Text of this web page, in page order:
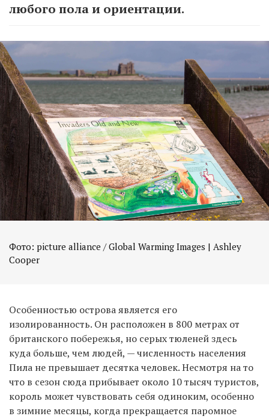
любого пола и ориентации.
Фото: picture alliance / Global Warming Images | Ashley
Cooper
Особенностью острова является его
изолированность. Он расположен в 800 метрах от
британского побережья, но серых тюленей здесь
куда больше, чем людей, — численность населения
Пила не превышает десятка человек. Несмотря на то
что в сезон сюда прибывает около 10 тысяч туристов,
король может чувствовать себя одиноким, особенно
в зимние месяцы, когда прекращается паромное